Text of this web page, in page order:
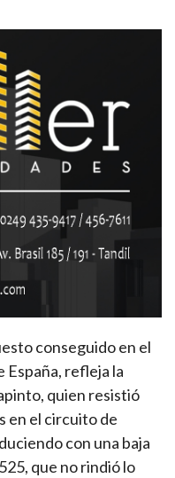
conseguido en el
España, refleja la
quien resistió
en el circuito de
con una baja
que no rindió lo